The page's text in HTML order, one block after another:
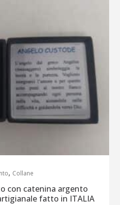
, Collane
con catenina argento
fatto in ITALIA